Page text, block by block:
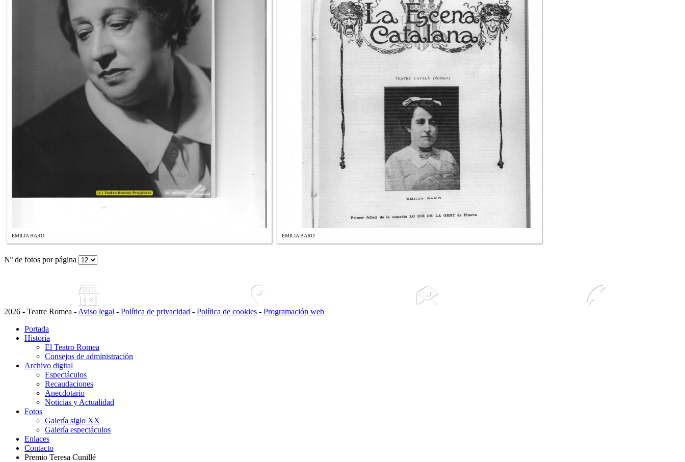
EMILIA BARO EMILIA BARO
Nº de fotos por página
2026 - Teatre Romea - Aviso legal - Política de privacidad - Política de cookies - Programación web
Portada
Historia
El Teatro Romea
Consejos de administración
Archivo digital
Espectáculos
Recaudaciones
Anecdotario
Noticias y Actualidad
Fotos
Galería siglo XX
Galería espectáculos
Enlaces
Contacto
Premio Teresa Cunillé